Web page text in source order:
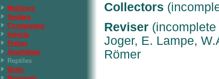
Molluscs
Spiders
Crustaceans
Insects
Fishes
Amphibian
Reptiles
Birds
Collectors
Reviser
Joger, E. Lampe,
Römer